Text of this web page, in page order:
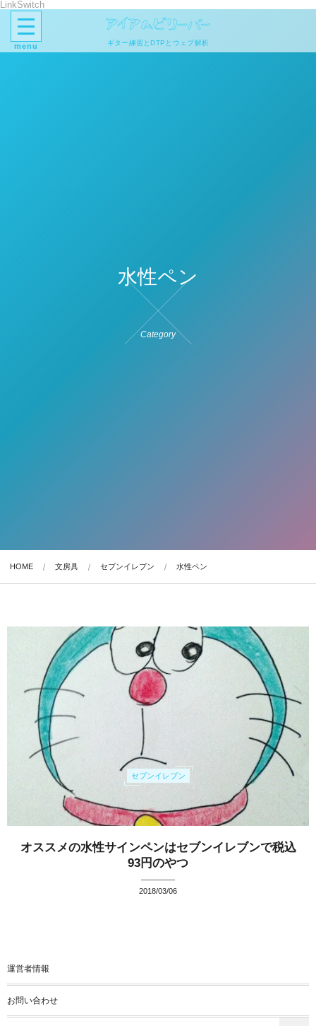
LinkSwitch
menu ギター練習とDTPとウェブ解析
水性ペン
Category
HOME 文房具 セブンイレブン 水性ペン
セブンイレブン
オススメの水性サインペンはセブンイレブンで税込
93円のやつ
2018/03/06
運営者情報
お問い合わせ